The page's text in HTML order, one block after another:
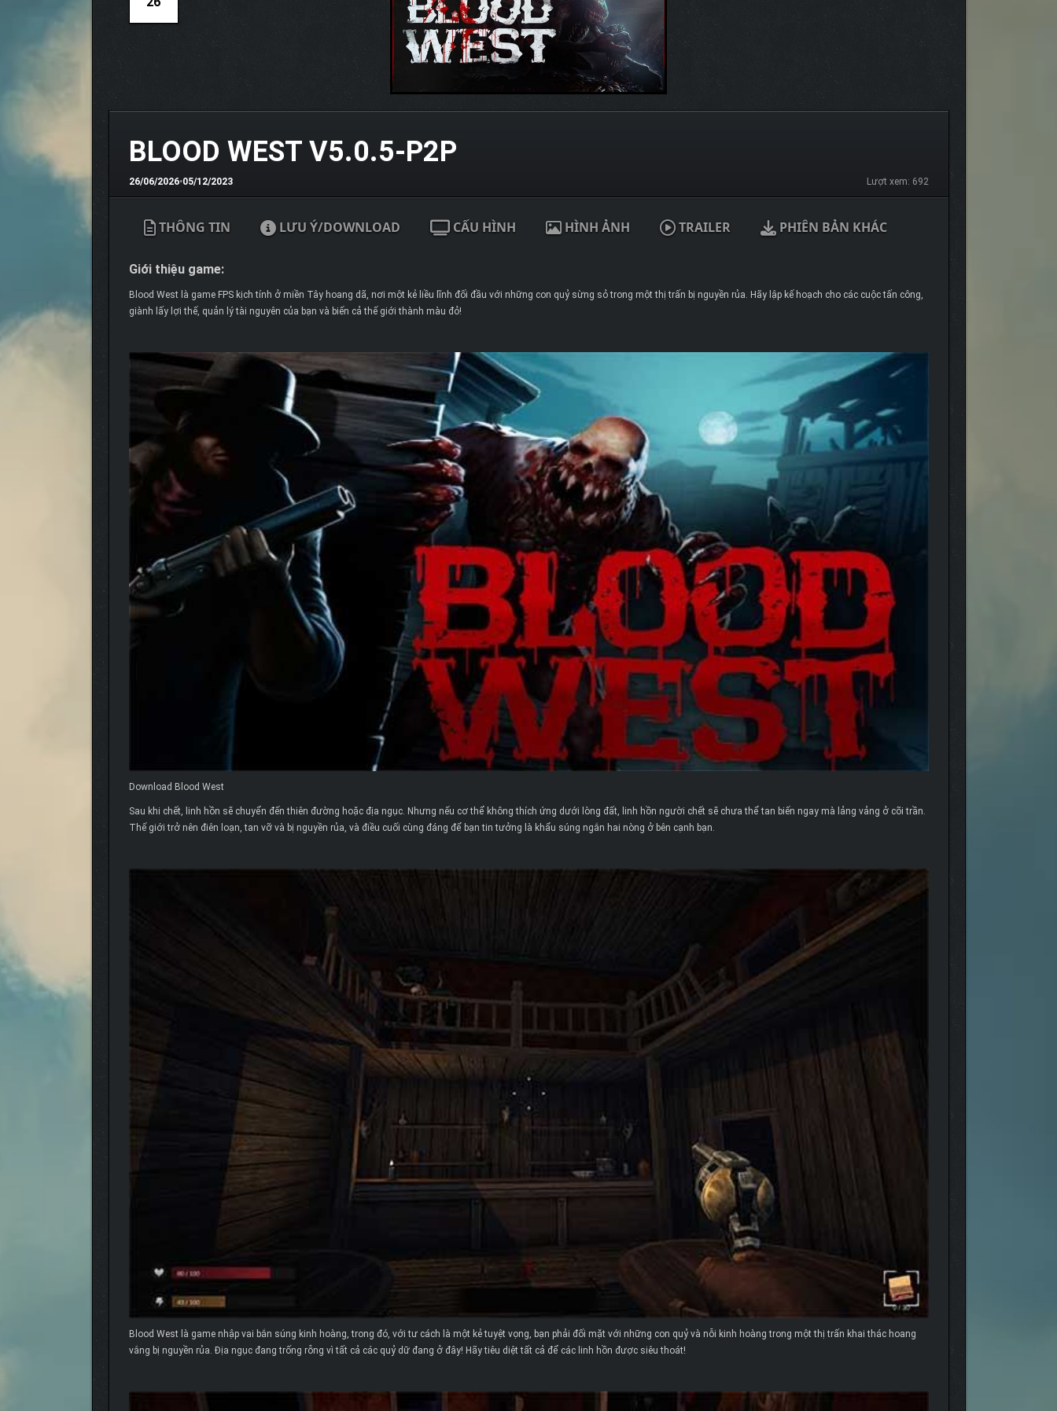
BLOOD WEST V5.0.5-P2P
26/06/2026•05/12/2023 Lượt xem: 692
THÔNG TIN LƯU Ý/DOWNLOAD CẤU HÌNH HÌNH ẢNH TRAILER PHIÊN BẢN KHÁC
Giới thiệu game:
Blood West là game FPS kịch tính ở miền Tây hoang dã, nơi một kẻ liều lĩnh đối đầu với những con quỷ sừng sỏ trong một thị trấn bị nguyền rủa. Hãy lập kế hoạch cho các cuộc tấn công,
giành lấy lợi thế, quản lý tài nguyên của bạn và biến cả thế giới thành màu đỏ!
Download Blood West
Sau khi chết, linh hồn sẽ chuyển đến thiên đường hoặc địa ngục. Nhưng nếu cơ thể không thích ứng dưới lòng đất, linh hồn người chết sẽ chưa thể tan biến ngay mà lảng vảng ở cõi trần.
Thế giới trở nên điên loạn, tan vỡ và bị nguyền rủa, và điều cuối cùng đáng để bạn tin tưởng là khẩu súng ngắn hai nòng ở bên cạnh bạn.
Blood West là game nhập vai bắn súng kinh hoàng, trong đó, với tư cách là một kẻ tuyệt vọng, bạn phải đối mặt với những con quỷ và nỗi kinh hoàng trong một thị trấn khai thác hoang
vắng bị nguyền rủa. Địa ngục đang trống rỗng vì tất cả các quỷ dữ đang ở đây! Hãy tiêu diệt tất cả để các linh hồn được siêu thoát!